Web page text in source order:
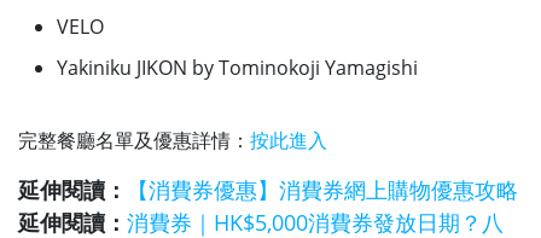
VELO
Yakiniku JIKON by Tominokoji Yamagishi
完整餐廳名單及優惠詳情： 按此進入
延伸閱讀：
【消費券優惠】消費券網上購物優惠攻略
延伸閱讀： 消費券｜HK$5,000消費券發放日期？八